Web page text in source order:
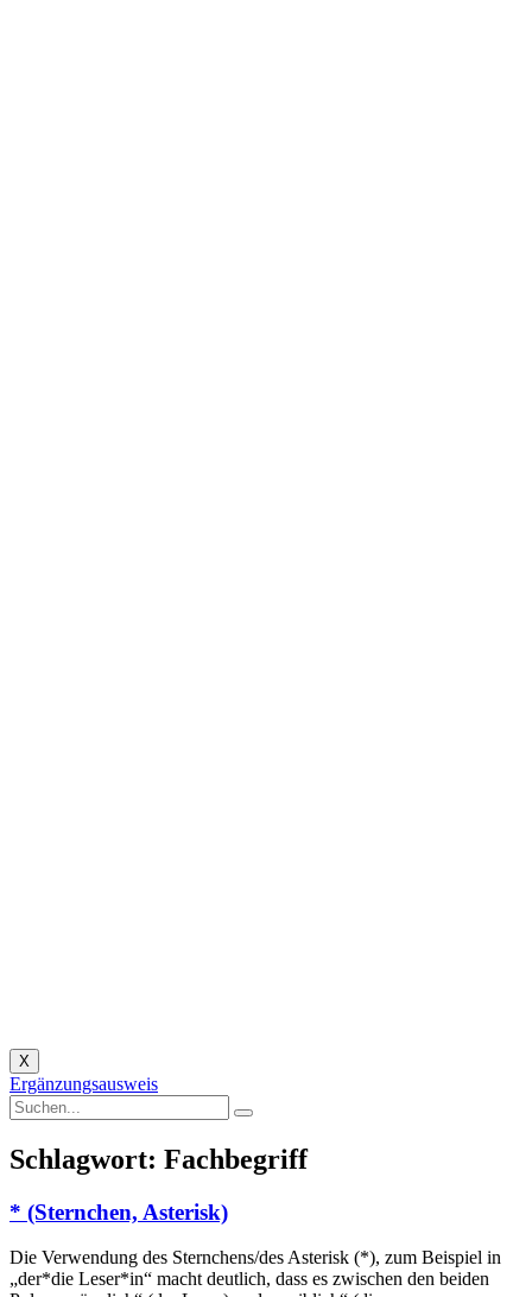
X
Ergänzungsausweis
Schlagwort: Fachbegriff
* (Sternchen, Asterisk)
Die Verwendung des Sternchens/des Asterisk (*), zum Beispiel in
„der*die Leser*in“ macht deutlich, dass es zwischen den beiden